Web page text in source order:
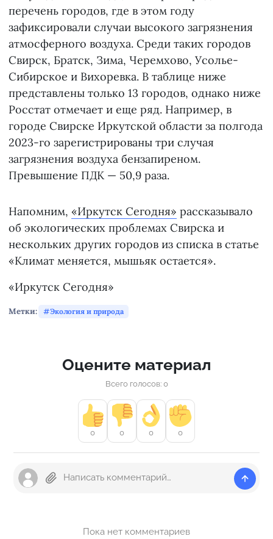
перечень городов, где в этом году
зафиксировали случаи высокого загрязнения
атмосферного воздуха. Среди таких городов
Свирск, Братск, Зима, Черемхово, Усолье-
Сибирское и Вихоревка. В таблице ниже
представлены только 13 городов, однако ниже
Росстат отмечает и еще ряд. Например, в
городе Свирске Иркутской области за полгода
2023-го зарегистрированы три случая
загрязнения воздуха бензапиреном.
Превышение ПДК — 50,9 раза.
Напомним, «Иркутск Сегодня» рассказывало
об экологических проблемах Свирска и
нескольких других городов из списка в статье
«Климат меняется, мышьяк остается».
«Иркутск Сегодня»
Метки: Экология и природа
Оцените материал
Всего голосов: 0
0 0 0 0
Пока нет комментариев